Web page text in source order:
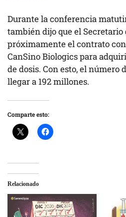
Durante la conferencia
también dijo que el Secretario
próximamente el contrato
CanSino Biologics para
de dosis. Con esto, el número
llegar a 192 millones.
Comparte esto:
Relacionado